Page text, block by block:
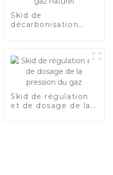
Skid de
décarbonisation
Skid de régulation
et de dosage de la